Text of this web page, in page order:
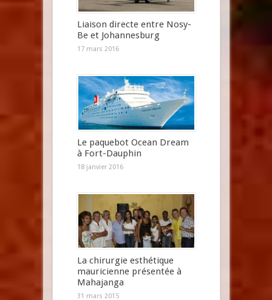
Liaison directe entre Nosy-
Be et Johannesburg
17 mars 2016
Le paquebot Ocean Dream
à Fort-Dauphin
18 janvier 2016
La chirurgie esthétique
mauricienne présentée à
Mahajanga
31 mars 2015